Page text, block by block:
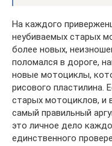
На каждого
неубиваемых старых
более новых,
поломался в дороге,
новые мотоциклы,
рисового пластилина.
старых мотоциклов, и
самый правильный
это личное дело
единственного